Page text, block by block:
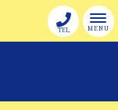
MENU
TEL